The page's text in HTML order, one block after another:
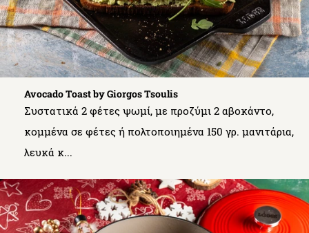
Avocado Toast by Giorgos Tsoulis
Συστατικά 2 φέτες ψωμί, με προζύμι 2 αβοκάντο,
κομμένα σε φέτες ή πολτοποιημένα 150 γρ. μανιτάρια,
λευκά κ...